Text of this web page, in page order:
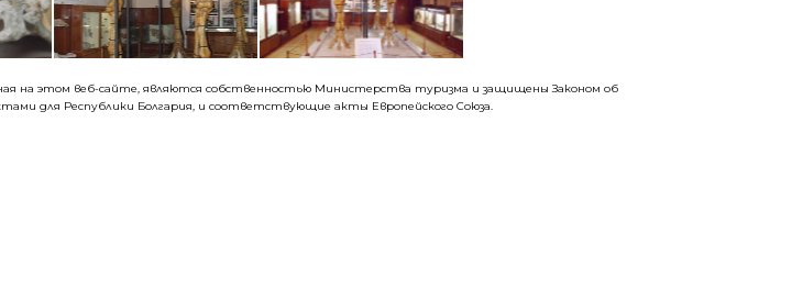
на этом веб-сайте, являются собственностью Министерства туризма и защищены Законом об
для Республики Болгария, и соответствующие акты Европейского Союза.